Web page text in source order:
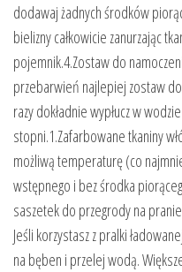
dodawaj żadnych środków
bielizny całkowicie zanurzając
pojemnik.4.Zostaw do
przebarwień najlepiej zostaw
razy dokładnie wypłucz w
stopni.1.Zafarbowane tkaniny
możliwą temperaturę (co
wstępnego i bez środka
saszetek do przegrody na
Jeśli korzystasz z pralki
na bęben i przelej wodą.